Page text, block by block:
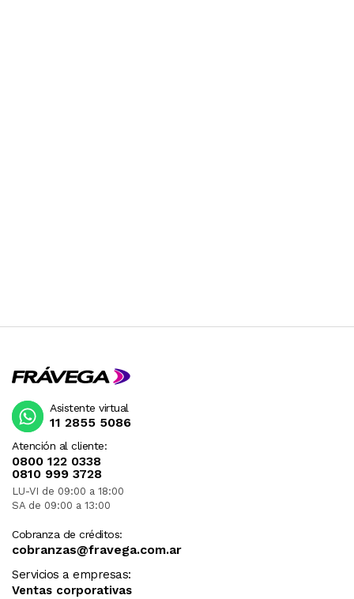
Atención al cliente:
0800 122 0338
0810 999 3728
LU-VI de 09:00 a 18:00
SA de 09:00 a 13:00
Cobranza de créditos:
cobranzas@fravega.com.ar
Servicios a empresas:
Ventas corporativas
Asistente virtual
11 2855 5086